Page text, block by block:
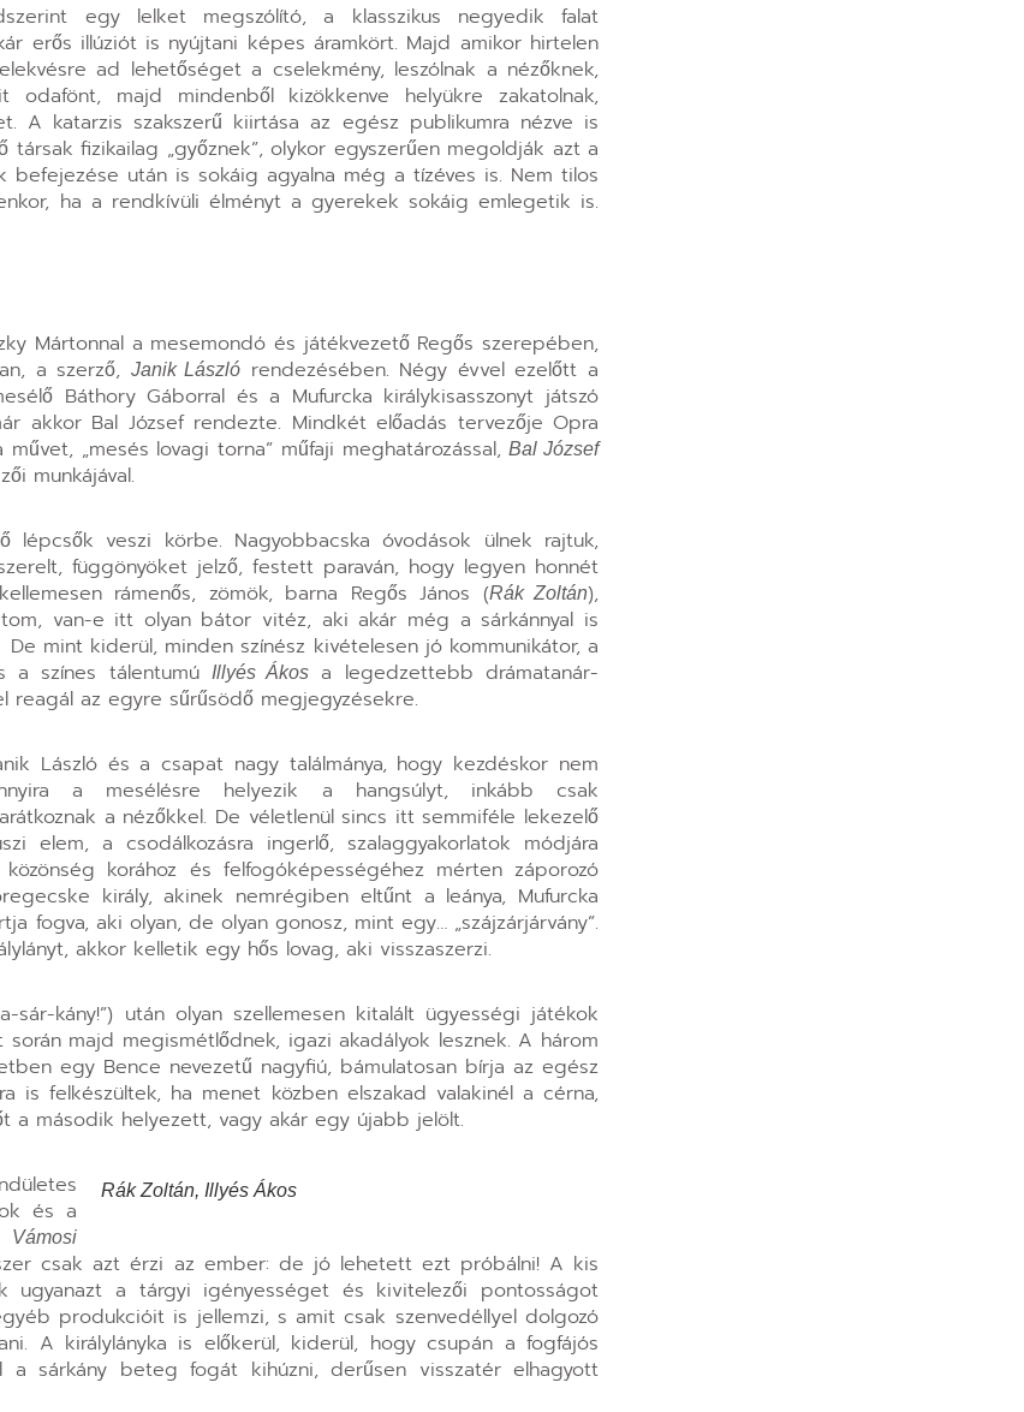
egy lelket megszólító, a klasszikus negyedik falat
erős illúziót is nyújtani képes áramkört. Majd amikor hirtelen
ad lehetőséget a cselekmény, leszólnak a nézőknek,
majd mindenből kizökkenve helyükre zakatolnak,
katarzis szakszerű kiirtása az egész publikumra nézve is
fizikailag „győznek”, olykor egyszerűen megoldják azt a
után is sokáig agyalna még a tízéves is. Nem tilos
ha a rendkívüli élményt a gyerekek sokáig emlegetik is.
Mártonnal a mesemondó és játékvezető Regős szerepében,
a szerző, Janik László rendezésében. Négy évvel ezelőtt a
Báthory Gáborral és a Mufurcka királykisasszonyt játszó
akkor Bal József rendezte. Mindkét előadás tervezője Opra
„mesés lovagi torna” műfaji meghatározással,Bal József
munkájával.
veszi körbe. Nagyobbacska óvodások ülnek rajtuk,
függönyöket jelző, festett paraván, hogy legyen honnét
rámenős, zömök, barna Regős János (Rák Zoltán),
van-e itt olyan bátor vitéz, aki akár még a sárkánnyal is
mint kiderül, minden színész kivételesen jó kommunikátor, a
a színes tálentumú Illyés Ákos a legedzettebb drámatanár-
az egyre sűrűsödő megjegyzésekre.
László és a csapat nagy találmánya, hogy kezdéskor nem
a mesélésre helyezik a hangsúlyt, inkább csak
a nézőkkel. De véletlenül sincs itt semmiféle lekezelő
elem, a csodálkozásra ingerlő, szalaggyakorlatok módjára
korához és felfogóképességéhez mérten záporozó
király, akinek nemrégiben eltűnt a leánya, Mufurcka
fogva, aki olyan, de olyan gonosz, mint egy… „szájzárjárvány”.
akkor kelletik egy hős lovag, aki visszaszerzi.
sár-kány!”) után olyan szellemesen kitalált ügyességi játékok
majd megismétlődnek, igazi akadályok lesznek. A három
egy Bence nevezetű nagyfiú, bámulatosan bírja az egész
felkészültek, ha menet közben elszakad valakinél a cérna,
a második helyezett, vagy akár egy újabb jelölt.
Rák Zoltán, Illyés Ákos
és a
Vámosi
csak azt érzi az ember: de jó lehetett ezt próbálni! A kis
ugyanazt a tárgyi igényességet és kivitelezői pontosságot
produkcióit is jellemzi, s amit csak szenvedéllyel dolgozó
A királylányka is előkerül, kiderül, hogy csupán a fogfájós
a sárkány beteg fogát kihúzni, derűsen visszatér elhagyott